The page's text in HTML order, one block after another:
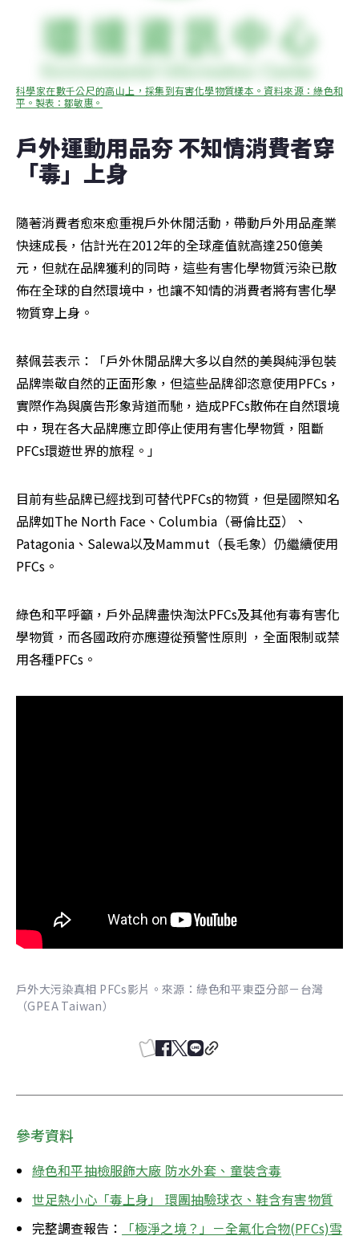
科學家在數千公尺的高山上，採集到有害化學物質樣本。資料來源：綠色和
平。製表：鄒敏惠。
戶外運動用品夯 不知情消費者穿
「毒」上身
隨著消費者愈來愈重視戶外休閒活動，帶動戶外用品產業
快速成長，估計光在2012年的全球產值就高達250億美
元，但就在品牌獲利的同時，這些有害化學物質污染已散
佈在全球的自然環境中，也讓不知情的消費者將有害化學
物質穿上身。
蔡佩芸表示：「戶外休閒品牌大多以自然的美與純淨包裝
品牌崇敬自然的正面形象，但這些品牌卻恣意使用PFCs，
實際作為與廣告形象背道而馳，造成PFCs散佈在自然環境
中，現在各大品牌應立即停止使用有害化學物質，阻斷
PFCs環遊世界的旅程。」
目前有些品牌已經找到可替代PFCs的物質，但是國際知名
品牌如The North Face、Columbia（哥倫比亞）、
Patagonia、Salewa以及Mammut（長毛象）仍繼續使用
PFCs。
綠色和平呼籲，戶外品牌盡快淘汰PFCs及其他有毒有害化
學物質，而各國政府亦應遵從預警性原則 ，全面限制或禁
用各種PFCs。
戶外大污染真相 PFCs影片。來源：綠色和平東亞分部－台灣
（GPEA Taiwan）
參考資料
綠色和平抽檢服飾大廠 防水外套、童裝含毒
世足熱小心「毒上身」 環團抽驗球衣、鞋含有害物質
完整調查報告：
「極淨之境？」－全氟化合物(PFCs)雪